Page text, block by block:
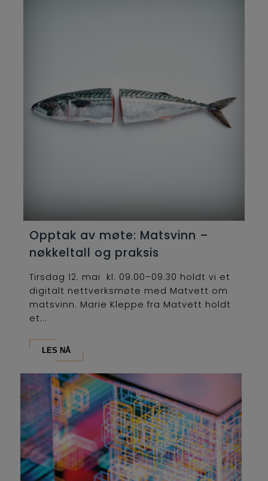
Opptak av møte: Matsvinn –
nøkkeltall og praksis
Tirsdag 12. mai kl. 09.00–09.30 holdt vi et
digitalt nettverksmøte med Matvett om
matsvinn. Marie Kleppe fra Matvett holdt
et...
LES NÅ